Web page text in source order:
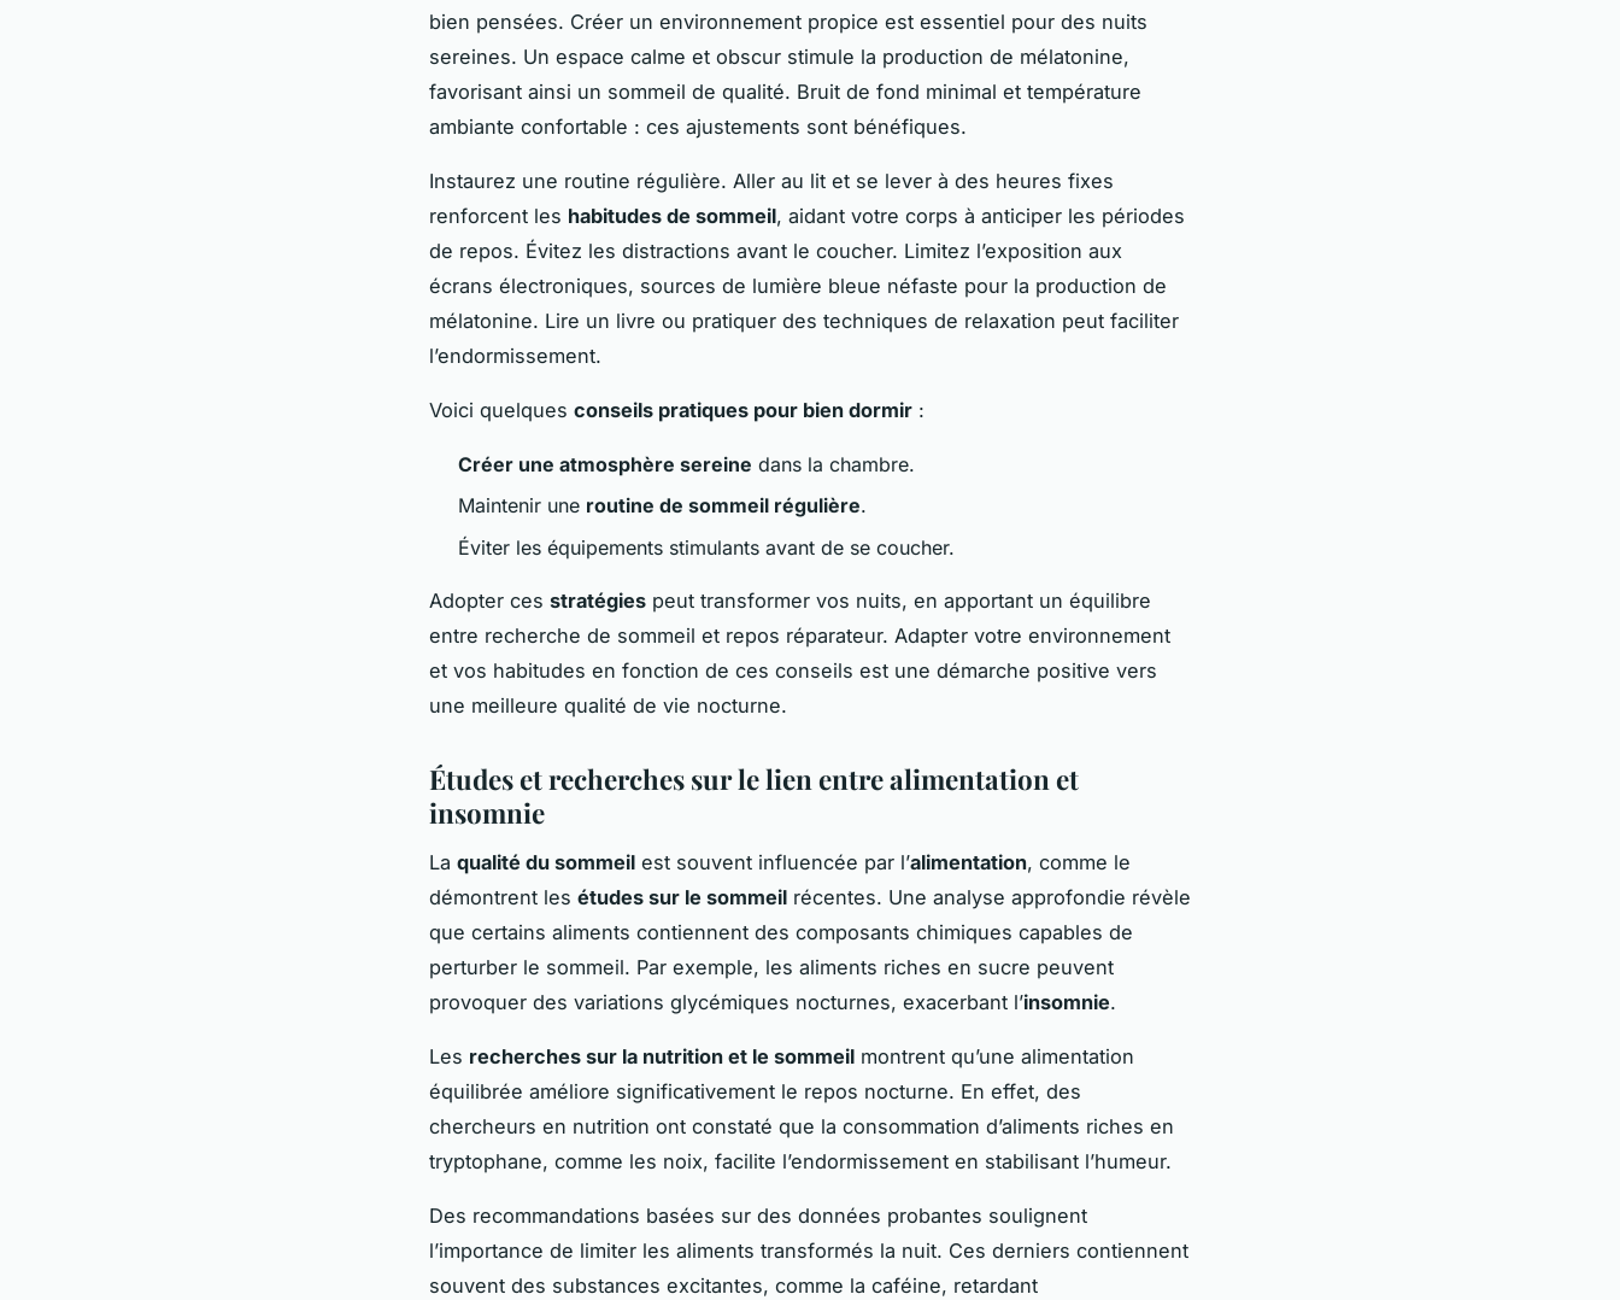
bien pensées. Créer un environnement propice est essentiel pour des nuits
sereines. Un espace calme et obscur stimule la production de mélatonine,
favorisant ainsi un sommeil de qualité. Bruit de fond minimal et température
ambiante confortable : ces ajustements sont bénéfiques.
Instaurez une routine régulière. Aller au lit et se lever à des heures fixes
renforcent les habitudes de sommeil, aidant votre corps à anticiper les périodes
de repos. Évitez les distractions avant le coucher. Limitez l’exposition aux
écrans électroniques, sources de lumière bleue néfaste pour la production de
mélatonine. Lire un livre ou pratiquer des techniques de relaxation peut faciliter
l’endormissement.
Voici quelques conseils pratiques pour bien dormir :
Créer une atmosphère sereine dans la chambre.
Maintenir une routine de sommeil régulière.
Éviter les équipements stimulants avant de se coucher.
Adopter ces stratégies peut transformer vos nuits, en apportant un équilibre
entre recherche de sommeil et repos réparateur. Adapter votre environnement
et vos habitudes en fonction de ces conseils est une démarche positive vers
une meilleure qualité de vie nocturne.
Études et recherches sur le lien entre alimentation et
insomnie
La qualité du sommeil est souvent influencée par l’alimentation, comme le
démontrent les études sur le sommeil récentes. Une analyse approfondie révèle
que certains aliments contiennent des composants chimiques capables de
perturber le sommeil. Par exemple, les aliments riches en sucre peuvent
provoquer des variations glycémiques nocturnes, exacerbant l’insomnie.
Les recherches sur la nutrition et le sommeil montrent qu’une alimentation
équilibrée améliore significativement le repos nocturne. En effet, des
chercheurs en nutrition ont constaté que la consommation d’aliments riches en
tryptophane, comme les noix, facilite l’endormissement en stabilisant l’humeur.
Des recommandations basées sur des données probantes soulignent
l’importance de limiter les aliments transformés la nuit. Ces derniers contiennent
souvent des substances excitantes, comme la caféine, retardant